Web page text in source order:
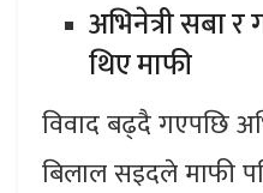
अभिनेत्री सबा
थिए माफी
विवाद बढ्दै गएपछि
बिलाल सइदले माफी